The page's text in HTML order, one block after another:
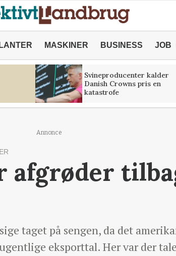
MASKINER BUSINESS JOB
Svineproducenter kalder
Danish Crowns pris en
katastrofe
Annonce
afgrøder
taget på sengen, da det
eksporttal. Her var der